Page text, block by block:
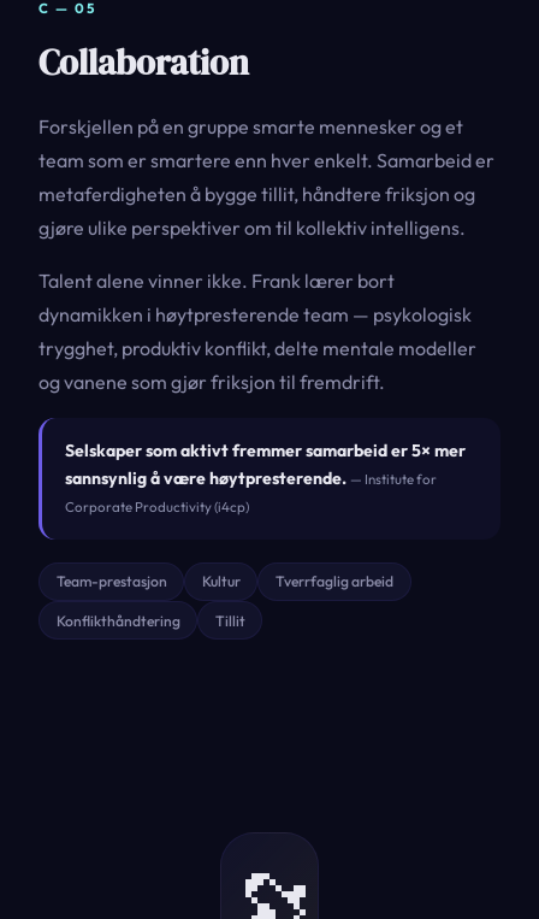
C — 05
Collaboration
Forskjellen på en gruppe smarte mennesker og et
team som er smartere enn hver enkelt. Samarbeid er
metaferdigheten å bygge tillit, håndtere friksjon og
gjøre ulike perspektiver om til kollektiv intelligens.
Talent alene vinner ikke. Frank lærer bort
dynamikken i høytpresterende team — psykologisk
trygghet, produktiv konflikt, delte mentale modeller
og vanene som gjør friksjon til fremdrift.
Selskaper som aktivt fremmer samarbeid er 5× mer
sannsynlig å være høytpresterende. — Institute for
Corporate Productivity (i4cp)
Team-prestasjon Kultur Tverrfaglig arbeid
Konflikthåndtering Tillit